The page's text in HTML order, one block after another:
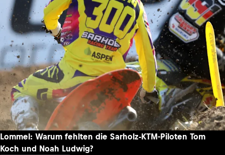
Lommel: Warum fehlten die Sarholz-KTM-Piloten Tom
Koch und Noah Ludwig?